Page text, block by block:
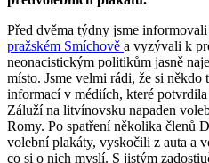
Před dvěma týdny jsme
pražském Smíchově a vyzývali k
neonacistickým politikům jasně
místo. Jsme velmi rádi, že si
informací v médiích, které
Záluží na litvínovsku napaden
Romy. Po spatření několika členů
volební plakáty, vyskočili z auta a
co si o nich myslí. S jistým